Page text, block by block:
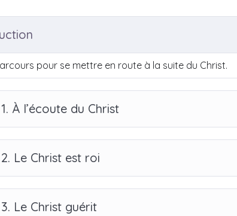
pour se mettre en route à la suite du Christ.
À l’écoute du Christ
Le Christ est roi
Le Christ guérit